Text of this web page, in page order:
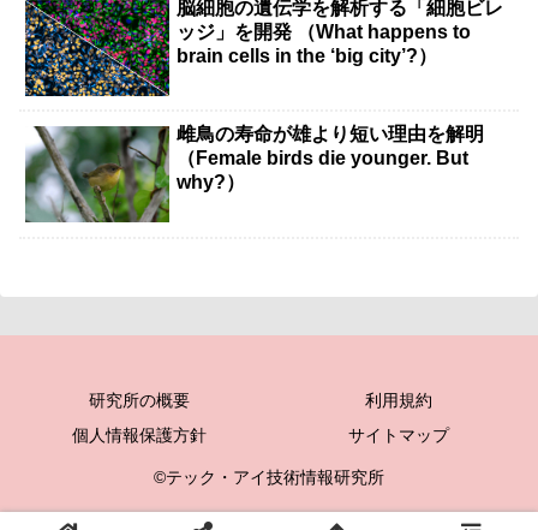
脳細胞の遺伝学を解析する「細胞ビレ
ッジ」を開発 （What happens to
brain cells in the ‘big city’?）
雌鳥の寿命が雄より短い理由を解明
（Female birds die younger. But
why?）
研究所の概要
利用規約
個人情報保護方針
サイトマップ
©テック・アイ技術情報研究所